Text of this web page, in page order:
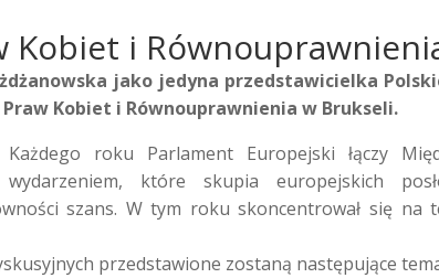
Kobiet i
jako jedyna przedstawicielka
Kobiet i Równouprawnienia w Brukseli.
Każdego roku Parlament Europejski łączy
wydarzeniem, które skupia europejskich
szans. W tym roku skoncentrował się na
przedstawione zostaną następujące